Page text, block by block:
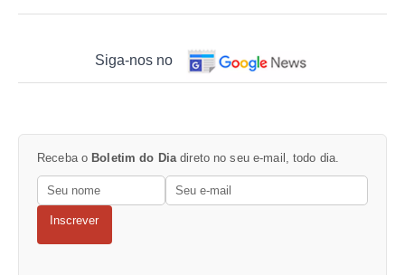
Siga-nos no
Receba o Boletim do Dia direto no seu e-mail, todo dia.
Inscrever